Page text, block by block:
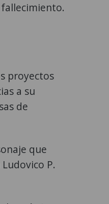
proyectos
a su
de
que
P.